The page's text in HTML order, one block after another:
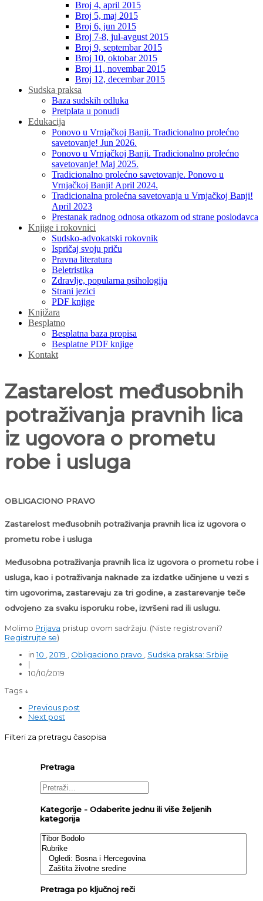
Broj 4, april 2015
Broj 5, maj 2015
Broj 6, jun 2015
Broj 7-8, jul-avgust 2015
Broj 9, septembar 2015
Broj 10, oktobar 2015
Broj 11, novembar 2015
Broj 12, decembar 2015
Sudska praksa
Baza sudskih odluka
Pretplata u ponudi
Edukacija
Ponovo u Vrnjačkoj Banji. Tradicionalno prolećno
savetovanje! Jun 2026.
Ponovo u Vrnjačkoj Banji. Tradicionalno prolećno
savetovanje! Maj 2025.
Tradicionalno prolećno savetovanje. Ponovo u
Vrnjačkoj Banji! April 2024.
Tradicionalna prolećna savetovanja u Vrnjačkoj Banji!
April 2023
Prestanak radnog odnosa otkazom od strane poslodavca
Knjige i rokovnici
Sudsko-advokatski rokovnik
Ispričaj svoju priču
Pravna literatura
Beletristika
Zdravlje, popularna psihologija
Strani jezici
PDF knjige
Knjižara
Besplatno
Besplatna baza propisa
Besplatne PDF knjige
Kontakt
Zastarelost međusobnih
potraživanja pravnih lica
iz ugovora o prometu
robe i usluga
OBLIGACIONO PRAVO
Zastarelost međusobnih potraživanja pravnih lica iz ugovora o
prometu robe i usluga
Međusobna potraživanja pravnih lica iz ugovora o prometu robe i
usluga, kao i potraživanja naknade za izdatke učinjene u vezi s
tim ugovorima, zastarevaju za tri godine, a zastarevanje teče
odvojeno za svaku isporuku robe, izvršeni rad ili uslugu.
Molimo Prijava pristup ovom sadržaju. (Niste registrovani?
Registrujte se)
in10 2019 Obligaciono pravo
Sudska praksa: Srbije
|
10/10/2019
Tags ↓
Previous post
Next post
Filteri za pretragu časopisa
Pretraga
Kategorije - Odaberite jednu ili više željenih
kategorija
Pretraga po ključnoj reči